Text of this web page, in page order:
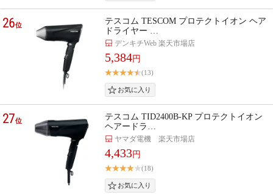
26位
テスコム TESCOM プロテクトイオン ヘア
ドライヤー …
デンキチWeb 楽天市場店
5,384円
(13)
27位
テスコム TID2400B-KP プロテクトイオン
ヘアードラ…
ヤマダ電機 楽天市場店
4,433円
(18)